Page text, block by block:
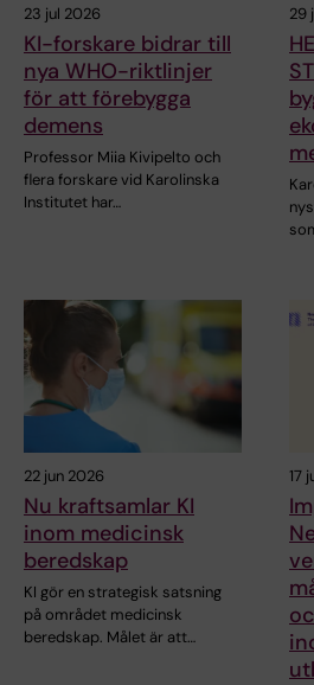
23 jul 2026
KI-forskare bidrar till
nya WHO-riktlinjer
för att förebygga
demens
Professor Miia Kivipelto och
flera forskare vid Karolinska
Institutet har…
29
22 jun 2026
Nu kraftsamlar KI
inom medicinsk
beredskap
KI gör en strategisk satsning
på området medicinsk
beredskap. Målet är att…
17